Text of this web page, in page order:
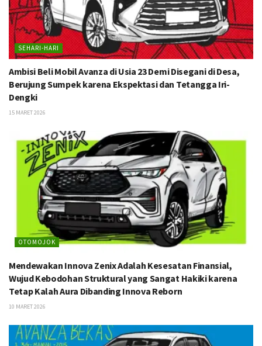
SEHARI-HARI
Ambisi Beli Mobil Avanza di Usia 23 Demi Disegani di Desa,
Berujung Sumpek karena Ekspektasi dan Tetangga Iri-
Dengki
15 MARET 2026
OTOMOJOK
Mendewakan Innova Zenix Adalah Kesesatan Finansial,
Wujud Kebodohan Struktural yang Sangat Hakiki karena
Tetap Kalah Aura Dibanding Innova Reborn
10 MARET 2026